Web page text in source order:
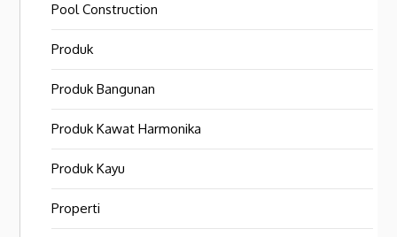
Pool Construction
Produk
Produk Bangunan
Produk Kawat Harmonika
Produk Kayu
Properti